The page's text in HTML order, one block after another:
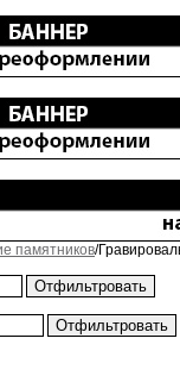
памятников/